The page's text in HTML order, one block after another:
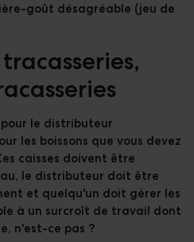
goût désagréable (jeu de
le distributeur
les boissons que vous devez
caisses doivent être
le distributeur doit être
et quelqu'un doit gérer les
à un surcroît de travail dont
n'est-ce pas ?